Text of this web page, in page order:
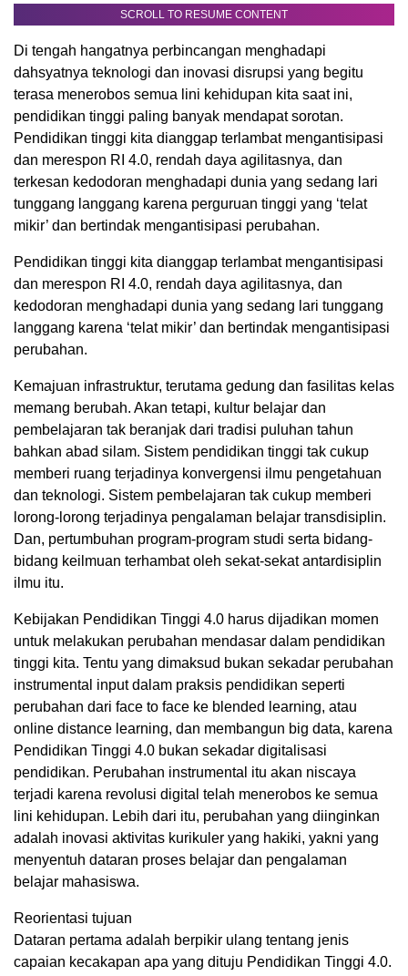
SCROLL TO RESUME CONTENT
Di tengah hangatnya perbincangan menghadapi
dahsyatnya teknologi dan inovasi disrupsi yang begitu
terasa menerobos semua lini kehidupan kita saat ini,
pendidikan tinggi paling banyak mendapat sorotan.
Pendidikan tinggi kita dianggap terlambat mengantisipasi
dan merespon RI 4.0, rendah daya agilitasnya, dan
terkesan kedodoran menghadapi dunia yang sedang lari
tunggang langgang karena perguruan tinggi yang ‘telat
mikir’ dan bertindak mengantisipasi perubahan.
Pendidikan tinggi kita dianggap terlambat mengantisipasi
dan merespon RI 4.0, rendah daya agilitasnya, dan
kedodoran menghadapi dunia yang sedang lari tunggang
langgang karena ‘telat mikir’ dan bertindak mengantisipasi
perubahan.
Kemajuan infrastruktur, terutama gedung dan fasilitas kelas
memang berubah. Akan tetapi, kultur belajar dan
pembelajaran tak beranjak dari tradisi puluhan tahun
bahkan abad silam. Sistem pendidikan tinggi tak cukup
memberi ruang terjadinya konvergensi ilmu pengetahuan
dan teknologi. Sistem pembelajaran tak cukup memberi
lorong-lorong terjadinya pengalaman belajar transdisiplin.
Dan, pertumbuhan program-program studi serta bidang-
bidang keilmuan terhambat oleh sekat-sekat antardisiplin
ilmu itu.
Kebijakan Pendidikan Tinggi 4.0 harus dijadikan momen
untuk melakukan perubahan mendasar dalam pendidikan
tinggi kita. Tentu yang dimaksud bukan sekadar perubahan
instrumental input dalam praksis pendidikan seperti
perubahan dari face to face ke blended learning, atau
online distance learning, dan membangun big data, karena
Pendidikan Tinggi 4.0 bukan sekadar digitalisasi
pendidikan. Perubahan instrumental itu akan niscaya
terjadi karena revolusi digital telah menerobos ke semua
lini kehidupan. Lebih dari itu, perubahan yang diinginkan
adalah inovasi aktivitas kurikuler yang hakiki, yakni yang
menyentuh dataran proses belajar dan pengalaman
belajar mahasiswa.
Reorientasi tujuan
Dataran pertama adalah berpikir ulang tentang jenis
capaian kecakapan apa yang dituju Pendidikan Tinggi 4.0.